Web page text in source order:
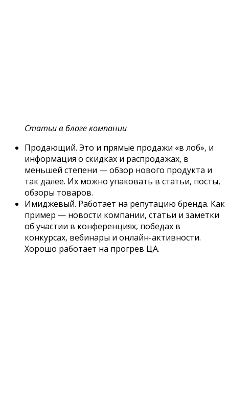
Статьи в блоге компании
Продающий. Это и прямые продажи «в лоб», и
информация о скидках и распродажах, в
меньшей степени — обзор нового продукта и
так далее. Их можно упаковать в статьи, посты,
обзоры товаров.
Имиджевый. Работает на репутацию бренда. Как
пример — новости компании, статьи и заметки
об участии в конференциях, победах в
конкурсах, вебинары и онлайн-активности.
Хорошо работает на прогрев ЦА.